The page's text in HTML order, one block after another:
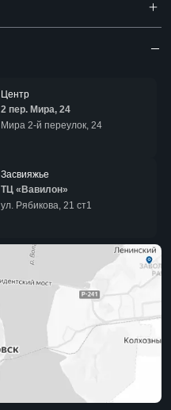
Центр
2 пер. Мира, 24
Мира 2-й переулок, 24
Засвияжье
ТЦ «Вавилон»
ул. Рябикова, 21 ст1